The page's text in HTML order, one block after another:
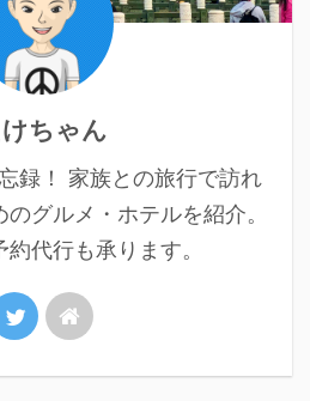
ちゃん
録！ 家族との旅行で訪れ
グルメ・ホテルを紹介。
代行も承ります。